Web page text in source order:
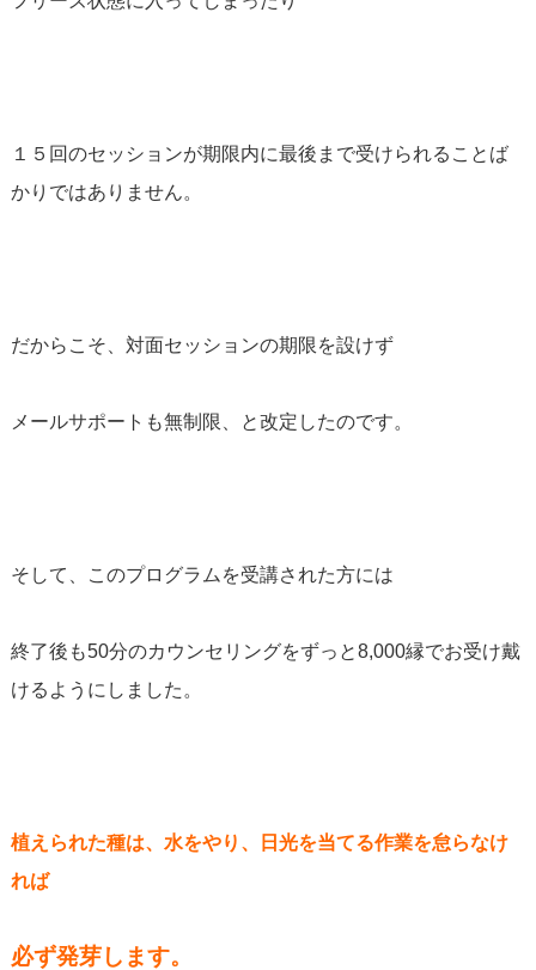
１５回のセッションが期限内に最後まで受けられることば
かりではありません。
だからこそ、対面セッションの期限を設けず
メールサポートも無制限、と改定したのです。
そして、このプログラムを受講された方には
終了後も50分のカウンセリングをずっと8,000縁でお受け戴
けるようにしました。
植えられた種は、水をやり、日光を当てる作業を怠らなけ
れば
必ず発芽します。